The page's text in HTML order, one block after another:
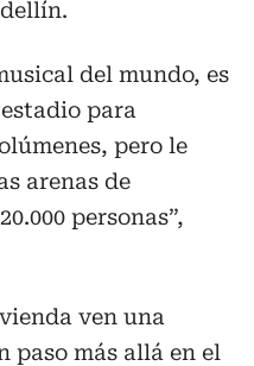
del mundo, es
para
pero le
arenas de
personas”,
ven una
más allá en el